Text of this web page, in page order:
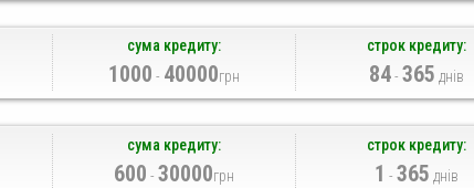
сума кредиту:
1000 - 40000грн
строк кредиту:
84-365 днів
сума кредиту:
600 - 30000грн
строк кредиту:
1 -365 днів